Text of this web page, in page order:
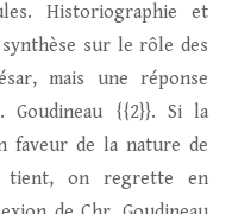
Historiographie et
sur le rôle des
mais une réponse
{{2}}. Si la
faveur de la nature de
tient, on regrette en